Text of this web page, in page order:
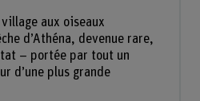
village aux oiseaux
d’Athéna, devenue rare,
– portée par tout un
d’une plus grande